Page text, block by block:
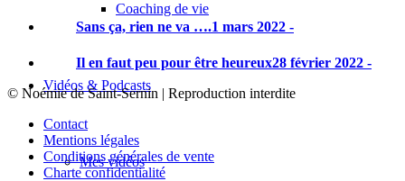
Coaching de vie
Vidéos & Podcasts
Mes vidéos
Sans ça, rien ne va ….1 mars 2022 -
Il en faut peu pour être heureux28 février 2022 -
© Noémie de Saint-Sernin | Reproduction interdite
Contact
Mentions légales
Conditions générales de vente
Charte confidentialité